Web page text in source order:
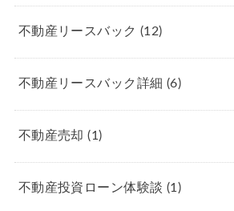
不動産リースバック (12)
不動産リースバック詳細 (6)
不動産売却(1)
不動産投資ローン体験談 (1)